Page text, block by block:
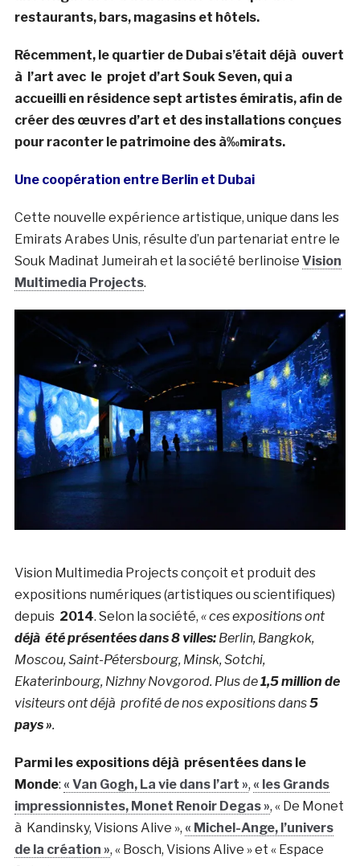
restaurants, bars, magasins et hôtels.
Récemment, le quartier de Dubai s’était déjà ouvert
à l’art avec le projet d’art Souk Seven, qui a
accueilli en résidence sept artistes émiratis, afin de
créer des œuvres d’art et des installations conçues
pour raconter le patrimoine des à‰mirats.
Une coopération entre Berlin et Dubai
Cette nouvelle expérience artistique, unique dans les
Emirats Arabes Unis, résulte d’un partenariat entre le
Souk Madinat Jumeirah et la société berlinoise Vision
Multimedia Projects.
Vision Multimedia Projects conçoit et produit des
expositions numériques (artistiques ou scientifiques)
depuis 2014. Selon la société, « ces expositions ont
déjà été présentées dans8 villes:Berlin, Bangkok,
Moscou, Saint-Pétersbourg, Minsk, Sotchi,
Ekaterinbourg, Nizhny Novgorod. Plus de1,5 million de
visiteurs ont déjà profité de nos expositions dans5
pays ».
Parmi les expositions déjà présentées dans le
Monde: « Van Gogh, La vie dans l’art », « les Grands
impressionnistes, Monet Renoir Degas », « De Monet
à Kandinsky, Visions Alive », « Michel-Ange, l’univers
de la création », « Bosch, Visions Alive » et « Espace